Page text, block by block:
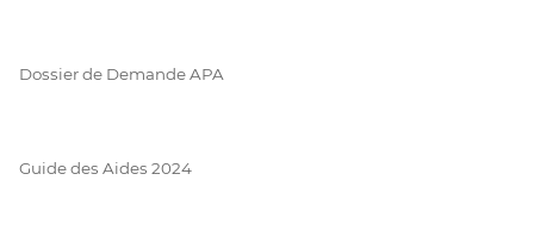
Dossier de Demande APA
Guide des Aides 2024